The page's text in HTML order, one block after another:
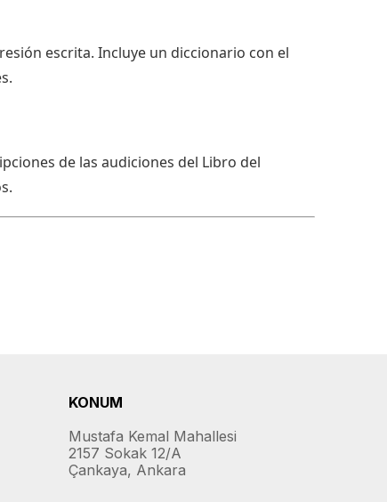
escrita. Incluye un diccionario con el
de las audiciones del Libro del
KONUM
Mustafa Kemal Mahallesi
2157 Sokak 12/A
Çankaya, Ankara